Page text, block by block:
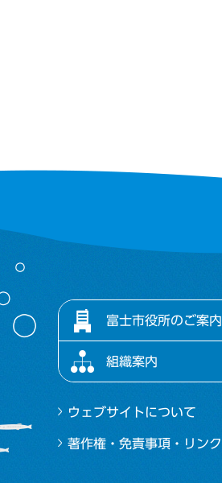
富士市役所のご案内
組織案内
ウェブサイトについて
著作権・免責事項・リンク